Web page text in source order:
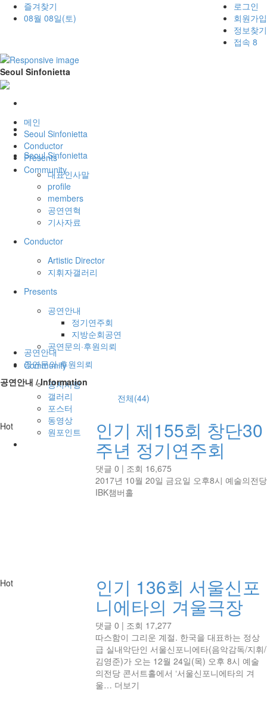
즐겨찾기
08월 08일(토)
로그인
회원가입
정보찾기
접속 8
Seoul Sinfonietta
Seoul Sinfonietta
대표인사말
profile
members
공연연혁
기사자료
Conductor
Artistic Director
지휘자갤러리
Presents
공연안내
정기연주회
지방순회공연
공연문의·후원의뢰
Community
공지사항
갤러리
포스터
동영상
원포인트
메인
Seoul Sinfonietta
Conductor
Presents
Community
공연안내
공연문의·후원의뢰
공연안내 / Information
전체(44)
Hot 인기 제155회 창단30
주년 정기연주회
댓글 0 | 조회 16,675
2017년 10월 20일 금요일 오후8시 예술의전당
IBK챔버홀
Hot 인기 136회 서울신포
니에타의 겨울극장
댓글 0 | 조회 17,277
따스함이 그리운 계절. 한국을 대표하는 정상
급 실내악단인 서울신포니에타(음악감독/지휘/
김영준)가 오는 12월 24일(목) 오후 8시 예술
의전당 콘서트홀에서 ‘서울신포니에타의 겨
울… 더보기